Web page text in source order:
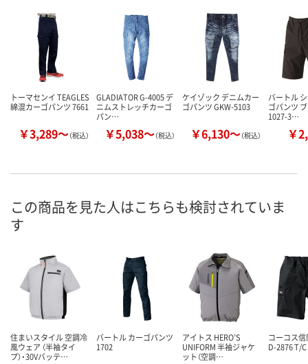
トーマセンイ TEAGLES
綿混カーゴパンツ 7661
￥3,289～（税込）
GLADIATOR G-4005 デ
ニムストレッチカーゴ
パン…
￥5,038～（税込）
ケイゾック デニムカー
ゴパンツ GKW-5103
￥6,130～（税込）
バートル
ゴパンツ
1027-3…
￥
この商品を見た人はこちらも検討されていま
す
住まいスタイル 空調冷
風ウェア （半袖タイ
プ）・30Vバッテ…
バートル カーゴパンツ
1702
アイトス HERO’S
UNIFORM 半袖ジャケ
ット（空調…
コーコス
D-2876 T/